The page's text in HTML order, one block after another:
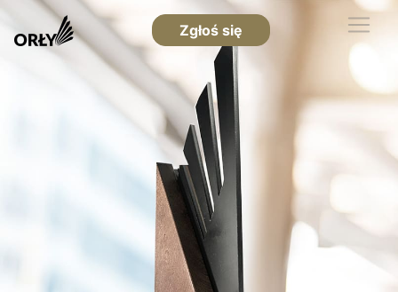
Zgłoś się